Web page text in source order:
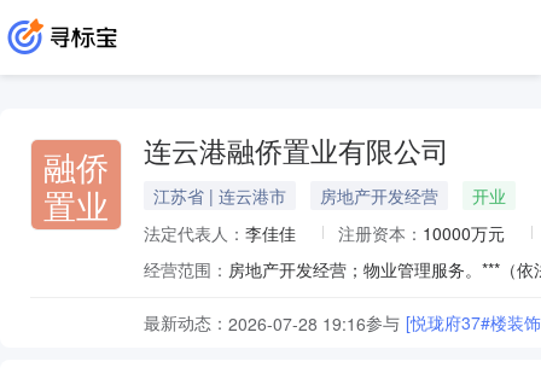
融侨
置业
连云港融侨置业有限公司
江苏省 | 连云港市 房地产开发经营
开业
法定代表人： 李佳佳 注册资本： 10000万元
经营范围： 房地产开发经营；物业管理服务。***（
最新动态： 2026-07-28 19:16参与 [悦珑府37#楼装